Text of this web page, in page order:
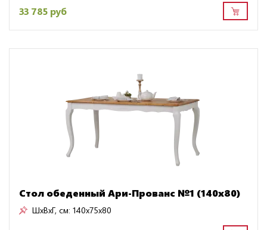
33 785 руб
Стол обеденный Ари-Прованс №1 (140х80)
ШxВxГ, см: 140x75x80